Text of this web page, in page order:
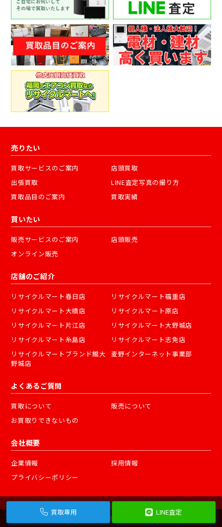
売りたい
買取サービスのご案内
店頭買取
出張買取
LINE査定写真の撮り方
買取品目のご案内
買取実績
買いたい
販売サービスのご案内
店頭販売
オンライン販売
店舗のご紹介
リサイクルマート春日店
リサイクルマート福重店
リサイクルマート大橋店
リサイクルマート原店
リサイクルマート片江店
リサイクルマート大野城店
リサイクルマート糸島店
リサイクルマート志免店
リサイクルマートブランド館大
野城店
麦野インターネット事業部
よくあるご質問
買取について
販売について
お買取りできないもの
会社概要
企業情報
採用情報
プライバシーポリシー
2026 株式会社フェスタ
買取専用 LINE査定